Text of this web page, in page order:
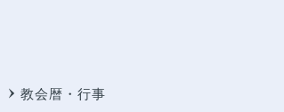
教会暦・行事